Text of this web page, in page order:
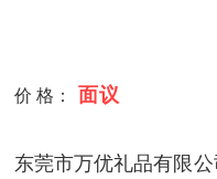
价 格： 面议
东莞市万优礼品有限